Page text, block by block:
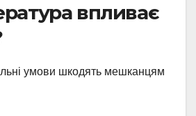
впливає
умови шкодять мешканцям